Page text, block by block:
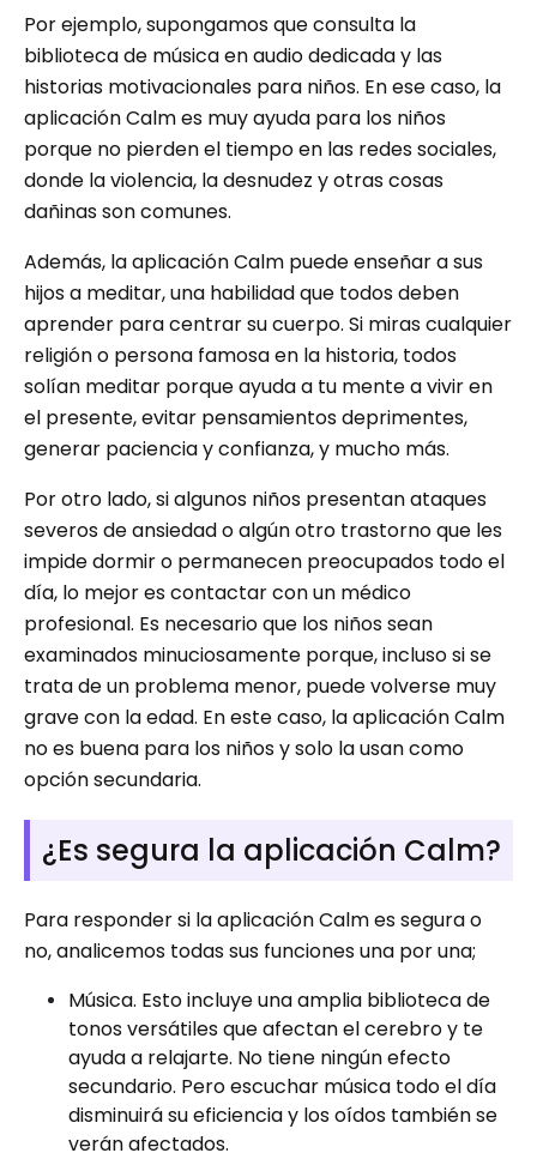
Por ejemplo, supongamos que consulta la
biblioteca de música en audio dedicada y las
historias motivacionales para niños. En ese caso, la
aplicación Calm es muy ayuda para los niños
porque no pierden el tiempo en las redes sociales,
donde la violencia, la desnudez y otras cosas
dañinas son comunes.
Además, la aplicación Calm puede enseñar a sus
hijos a meditar, una habilidad que todos deben
aprender para centrar su cuerpo. Si miras cualquier
religión o persona famosa en la historia, todos
solían meditar porque ayuda a tu mente a vivir en
el presente, evitar pensamientos deprimentes,
generar paciencia y confianza, y mucho más.
Por otro lado, si algunos niños presentan ataques
severos de ansiedad o algún otro trastorno que les
impide dormir o permanecen preocupados todo el
día, lo mejor es contactar con un médico
profesional. Es necesario que los niños sean
examinados minuciosamente porque, incluso si se
trata de un problema menor, puede volverse muy
grave con la edad. En este caso, la aplicación Calm
no es buena para los niños y solo la usan como
opción secundaria.
¿Es segura la aplicación Calm?
Para responder si la aplicación Calm es segura o
no, analicemos todas sus funciones una por una;
Música. Esto incluye una amplia biblioteca de
tonos versátiles que afectan el cerebro y te
ayuda a relajarte. No tiene ningún efecto
secundario. Pero escuchar música todo el día
disminuirá su eficiencia y los oídos también se
verán afectados.